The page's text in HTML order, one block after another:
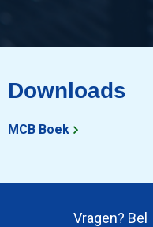
mtr
Bruto prijs
Downloads
MCB Boek
Vragen? Bel